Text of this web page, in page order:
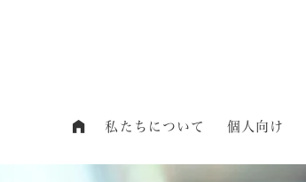
私たちについて 個人向け